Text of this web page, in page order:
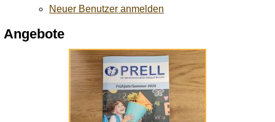
Neuer Benutzer anmelden
Angebote